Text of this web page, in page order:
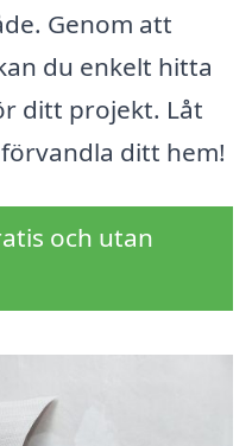
Genom att
du enkelt hitta
ditt projekt. Låt
ditt hem!
och utan